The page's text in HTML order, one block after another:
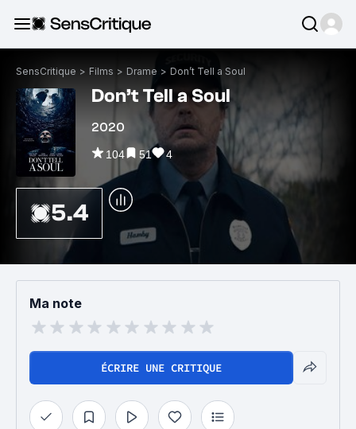
SensCritique > Films > Drame > Don’t Tell a Soul
Don’t Tell a Soul
2020
104 51 4
5.4
Ma note
ÉCRIRE UNE CRITIQUE